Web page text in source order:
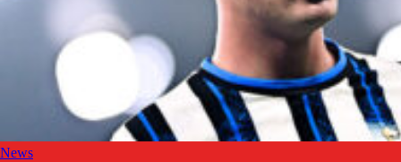
News